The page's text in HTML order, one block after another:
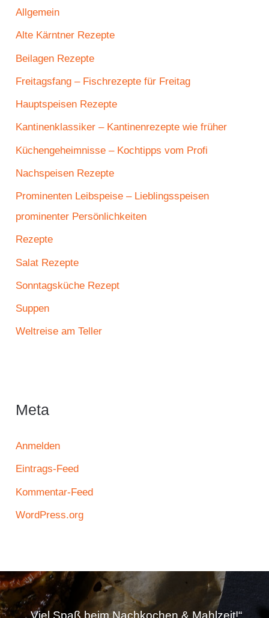
Allgemein
Alte Kärntner Rezepte
Beilagen Rezepte
Freitagsfang – Fischrezepte für Freitag
Hauptspeisen Rezepte
Kantinenklassiker – Kantinenrezepte wie früher
Küchengeheimnisse – Kochtipps vom Profi
Nachspeisen Rezepte
Prominenten Leibspeise – Lieblingsspeisen
prominenter Persönlichkeiten
Rezepte
Salat Rezepte
Sonntagsküche Rezept
Suppen
Weltreise am Teller
Meta
Anmelden
Eintrags-Feed
Kommentar-Feed
WordPress.org